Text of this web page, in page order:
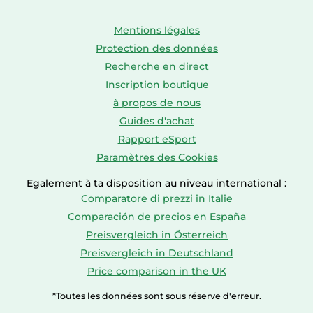
Mentions légales
Protection des données
Recherche en direct
Inscription boutique
à propos de nous
Guides d'achat
Rapport eSport
Paramètres des Cookies
Egalement à ta disposition au niveau international :
Comparatore di prezzi in Italie
Comparación de precios en España
Preisvergleich in Österreich
Preisvergleich in Deutschland
Price comparison in the UK
*Toutes les données sont sous réserve d'erreur.